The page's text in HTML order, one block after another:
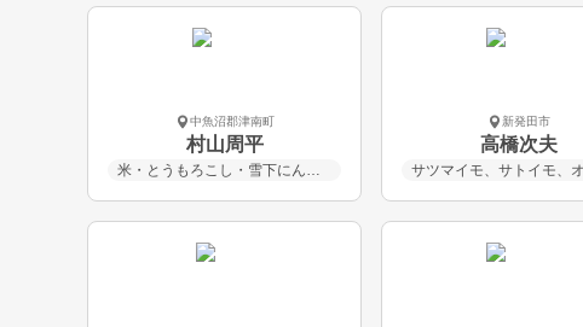
中魚沼郡津南町
村山周平
米・とうもろこし・雪下にんじん
新発田市
高橋次夫